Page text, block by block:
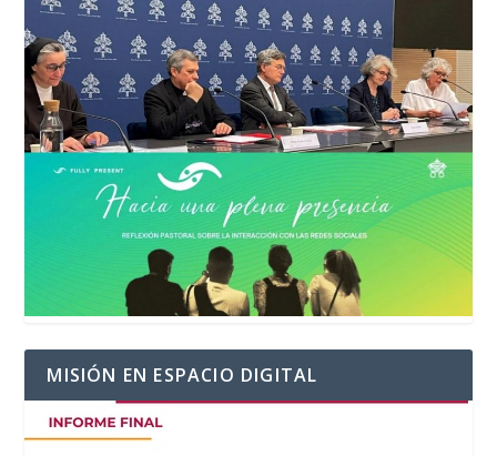
MISIÓN EN ESPACIO DIGITAL